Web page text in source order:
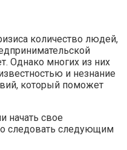
количество людей,
Однако многих из них
и незнание
который поможет
начать свое
следовать следующим